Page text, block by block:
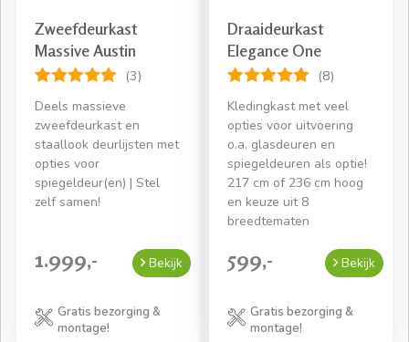
Zweefdeurkast
Massive Austin
(3)
Deels massieve
zweefdeurkast en
staallook deurlijsten met
opties voor
spiegeldeur(en) | Stel
zelf samen!
1.999,- Bekijk
Gratis bezorging &
montage!
Draaideurkast
Elegance One
(8)
Kledingkast met veel
opties voor uitvoering
o.a. glasdeuren en
spiegeldeuren als optie!
217 cm of 236 cm hoog
en keuze uit 8
breedtematen
599,- Bekijk
Gratis bezorging &
montage!